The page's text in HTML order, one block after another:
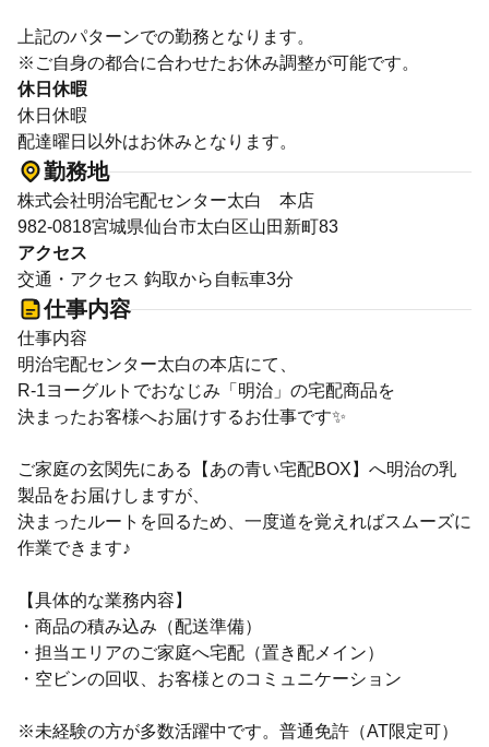
上記のパターンでの勤務となります。
※ご自身の都合に合わせたお休み調整が可能です。
休日休暇
休日休暇
配達曜日以外はお休みとなります。
勤務地
株式会社明治宅配センター太白 本店
982-0818宮城県仙台市太白区山田新町83
アクセス
交通・アクセス 鈎取から自転車3分
仕事内容
仕事内容
明治宅配センター太白の本店にて、
R-1ヨーグルトでおなじみ「明治」の宅配商品を
決まったお客様へお届けするお仕事です✨
ご家庭の玄関先にある【あの青い宅配BOX】へ明治の乳
製品をお届けしますが、
決まったルートを回るため、一度道を覚えればスムーズに
作業できます♪
【具体的な業務内容】
・商品の積み込み（配送準備）
・担当エリアのご家庭へ宅配（置き配メイン）
・空ビンの回収、お客様とのコミュニケーション
※未経験の方が多数活躍中です。普通免許（AT限定可）